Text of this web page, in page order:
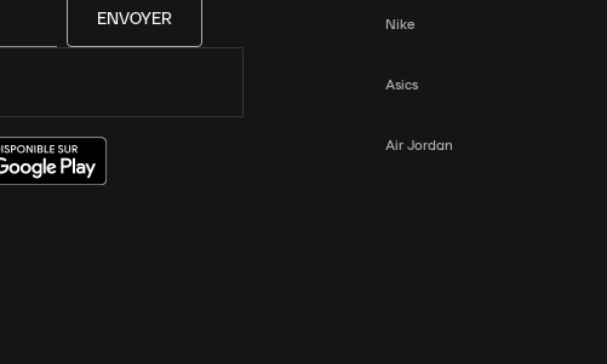
ENVOYER Nike
Asics
Air Jordan